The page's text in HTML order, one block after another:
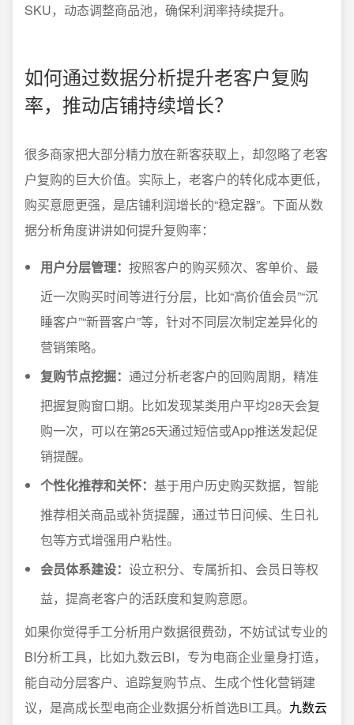
SKU，动态调整商品池，确保利润率持续提升。
如何通过数据分析提升老客户复购
率，推动店铺持续增长？
很多商家把大部分精力放在新客获取上，却忽略了老客
户复购的巨大价值。实际上，老客户的转化成本更低，
购买意愿更强，是店铺利润增长的“稳定器”。下面从数
据分析角度讲讲如何提升复购率：
用户分层管理： 按照客户的购买频次、客单价、最
近一次购买时间等进行分层，比如“高价值会员”“沉
睡客户”“新晋客户”等，针对不同层次制定差异化的
营销策略。
复购节点挖掘： 通过分析老客户的回购周期，精准
把握复购窗口期。比如发现某类用户平均28天会复
购一次，可以在第25天通过短信或App推送发起促
销提醒。
个性化推荐和关怀： 基于用户历史购买数据，智能
推荐相关商品或补货提醒，通过节日问候、生日礼
包等方式增强用户粘性。
会员体系建设： 设立积分、专属折扣、会员日等权
益，提高老客户的活跃度和复购意愿。
如果你觉得手工分析用户数据很费劲，不妨试试专业的
BI分析工具，比如九数云BI，专为电商企业量身打造，
能自动分层客户、追踪复购节点、生成个性化营销建
议，是高成长型电商企业数据分析首选BI工具。 九数云